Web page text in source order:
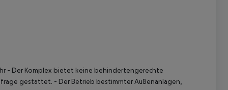
- Der Komplex bietet keine behindertengerechte
gestattet. - Der Betrieb bestimmter Außenanlagen,